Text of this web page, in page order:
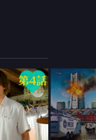
第４話 「かわいい」で得るもの、失くすもの、始まる♥もの
劇場版
劇場版